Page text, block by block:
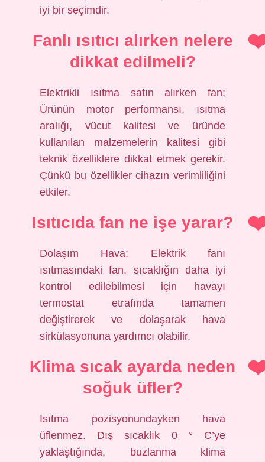
iyi bir seçimdir.
Fanlı ısıtıcı alırken nelere
dikkat edilmeli?
Elektrikli ısıtma satın alırken fan;
Ürünün motor performansı, ısıtma
aralığı, vücut kalitesi ve üründe
kullanılan malzemelerin kalitesi gibi
teknik özelliklere dikkat etmek gerekir.
Çünkü bu özellikler cihazın verimliliğini
etkiler.
Isıtıcıda fan ne işe yarar?
Dolaşım Hava: Elektrik fanı
ısıtmasındaki fan, sıcaklığın daha iyi
kontrol edilebilmesi için havayı
termostat etrafında tamamen
değiştirerek ve dolaşarak hava
sirkülasyonuna yardımcı olabilir.
Klima sıcak ayarda neden
soğuk üfler?
Isıtma pozisyonundayken hava
üflenmez. Dış sıcaklık 0 ° C’ye
yaklaştığında, buzlanma klima